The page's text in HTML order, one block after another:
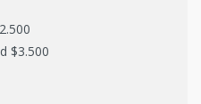
$3.500